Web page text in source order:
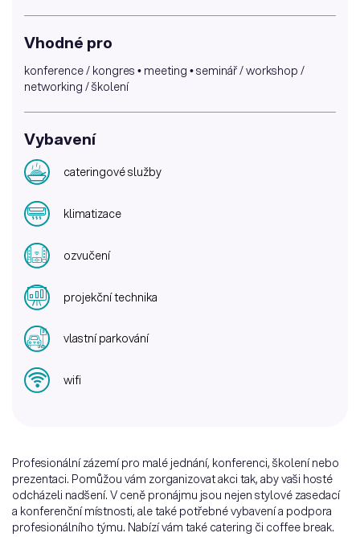
Vhodné pro
konference / kongres • meeting • seminář / workshop /
networking / školení
Vybavení
cateringové služby
klimatizace
ozvučení
projekční technika
vlastní parkování
wifi
Profesionální zázemí pro malé jednání, konferenci, školení nebo
prezentaci. Pomůžou vám zorganizovat akci tak, aby vaši hosté
odcházeli nadšení. V ceně pronájmu jsou nejen stylové zasedací
a konferenční místnosti, ale také potřebné vybavení a podpora
profesionálního týmu. Nabízí vám také catering či coffee break.